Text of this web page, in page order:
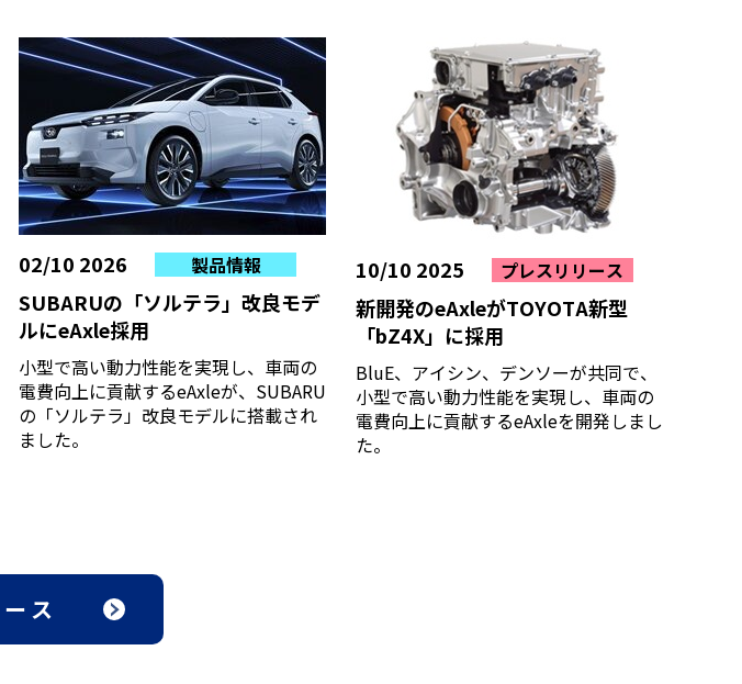
02/10 2026 製品情報
SUBARUの「ソルテラ」改良モデ
ルにeAxle採用
小型で高い動力性能を実現し、車両の
電費向上に貢献するeAxleが、SUBARU
の「ソルテラ」改良モデルに搭載され
ました。
10/10 2025 プレスリリース
新開発のeAxleがTOYOTA新型
「bZ4X」に採用
BluE、アイシン、デンソーが共同で、
小型で高い動力性能を実現し、車両の
電費向上に貢献するeAxleを開発しまし
た。
ス